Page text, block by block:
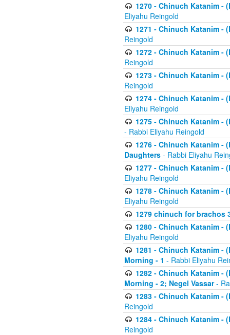
1270 - Chinuch Katanim -
Eliyahu Reingold
1271 - Chinuch Katanim -
Reingold
1272 - Chinuch Katanim -
Reingold
1273 - Chinuch Katanim -
Reingold
1274 - Chinuch Katanim -
Eliyahu Reingold
1275 - Chinuch Katanim -
- Rabbi Eliyahu Reingold
1276 - Chinuch Katanim -
Daughters - Rabbi Eliyahu
1277 - Chinuch Katanim -
Eliyahu Reingold
1278 - Chinuch Katanim -
Eliyahu Reingold
1279 chinuch for brachos
1280 - Chinuch Katanim -
Eliyahu Reingold
1281 - Chinuch Katanim -
Morning - 1 - Rabbi Eliyahu
1282 - Chinuch Katanim -
Morning - 2; Negel Vassar-
1283 - Chinuch Katanim -
Reingold
1284 - Chinuch Katanim -
Reingold